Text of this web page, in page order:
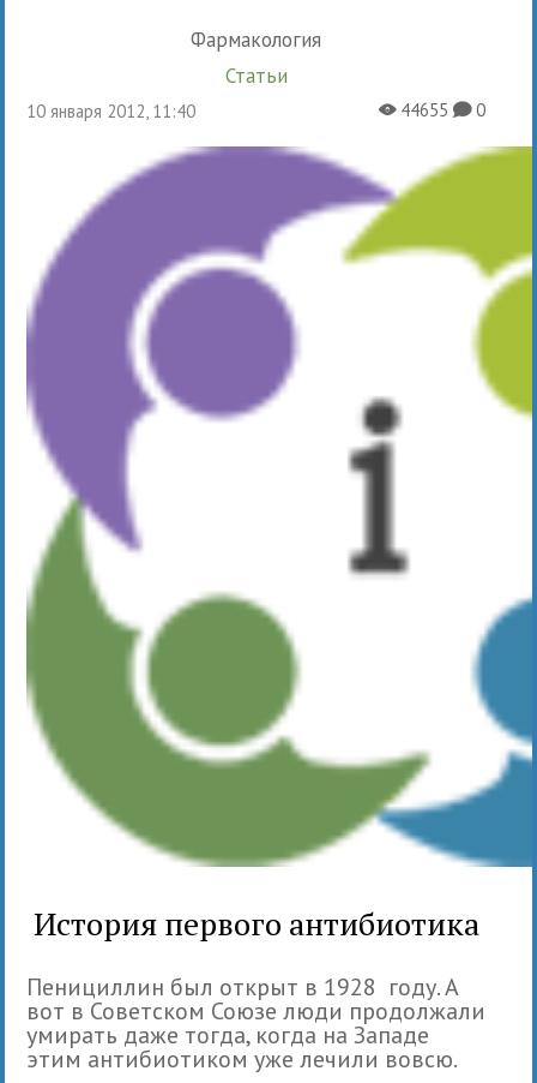
Фармакология
Статьи
10 января 2012, 11:40 X44655K0
История первого антибиотика
Пенициллин был открыт в 1928 году. А
вот в Советском Союзе люди продолжали
умирать даже тогда, когда на Западе
этим антибиотиком уже лечили вовсю.